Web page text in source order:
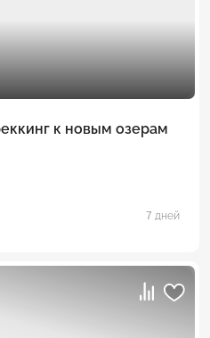
к новым озерам
7 дней